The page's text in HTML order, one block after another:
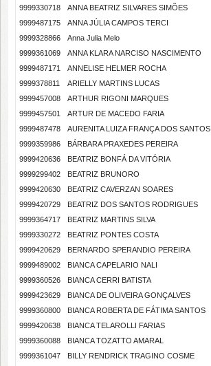
9999330718
ANNA BEATRIZ SILVARES SIMÕES
9999487175
ANNA JÚLIA CAMPOS TERCI
9999328866
Anna Julia Melo
9999361069
ANNA KLARA NARCISO NASCIMENTO
9999487171
ANNELISE HELMER ROCHA
9999378811
ARIELLY MARTINS LUCAS
9999457008
ARTHUR RIGONI MARQUES
9999457501
ARTUR DE MACEDO FARIA
9999487478
AURENITA LUIZA FRANÇA DOS SANTOS
9999359986
BÁRBARA PRAXEDES PEREIRA
9999420636
BEATRIZ BONFÁ DA VITÓRIA
9999299402
BEATRIZ BRUNORO
9999420630
BEATRIZ CAVERZAN SOARES
9999420729
BEATRIZ DOS SANTOS RODRIGUES
9999364717
BEATRIZ MARTINS SILVA
9999330272
BEATRIZ PONTES COSTA
9999420629
BERNARDO SPERANDIO PEREIRA
9999489002
BIANCA CAPELARIO NALI
9999360526
BIANCA CERRI BATISTA
9999423629
BIANCA DE OLIVEIRA GONÇALVES
9999360800
BIANCA ROBERTA DE FÁTIMA SANTOS
9999420638
BIANCA TELAROLLI FARIAS
9999360088
BIANCA TOZATTO AMARAL
9999361047
BILLY RENDRICK TRAGINO COSME